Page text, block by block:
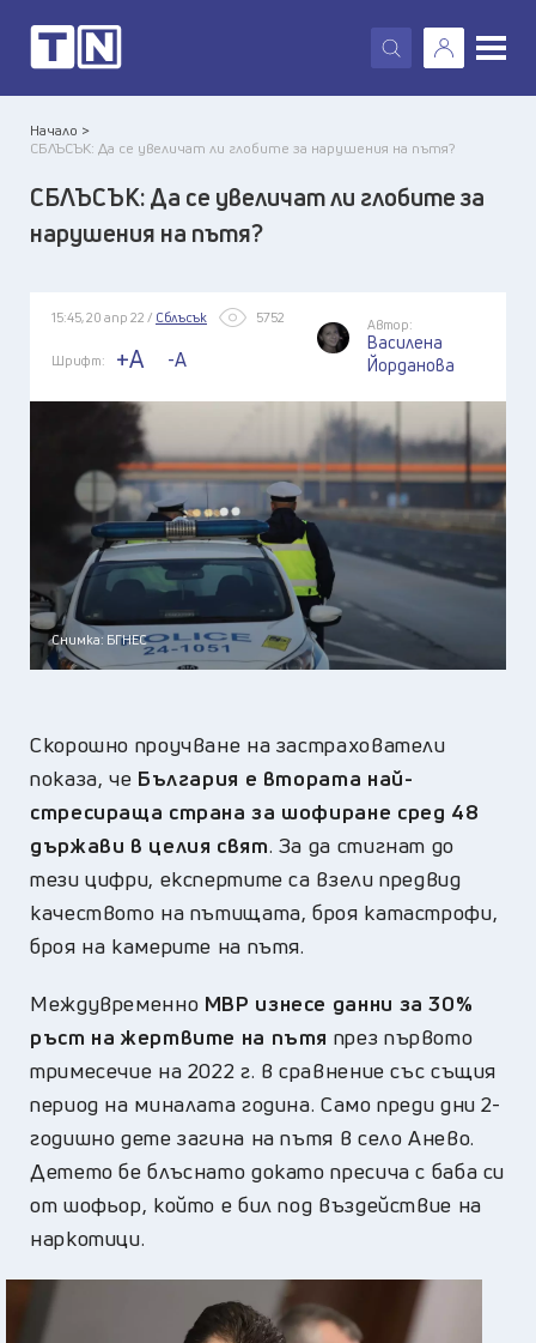
X
Начало >
СБЛЪСЪК: Да се увеличат ли глобите за нарушения на пътя?
СБЛЪСЪК: Да се увеличат ли глобите за
нарушения на пътя?
15:45, 20 апр 22 / Сблъсък 5752
Шрифт: +A -A
Автор:
Василена
Йорданова
Снимка: БГНЕС
Скорошно проучване на застрахователи
показа, че България е втората най-
стресираща страна за шофиране сред 48
държави в целия свят. За да стигнат до
тези цифри, експертите са взели предвид
качеството на пътищата, броя катастрофи,
броя на камерите на пътя.
Междувременно МВР изнесе данни за 30%
ръст на жертвите на пътя през първото
тримесечие на 2022 г. в сравнение със същия
период на миналата година. Само преди дни 2-
годишно дете загина на пътя в село Анево.
Детето бе блъснато докато пресича с баба си
от шофьор, който е бил под въздействие на
наркотици.